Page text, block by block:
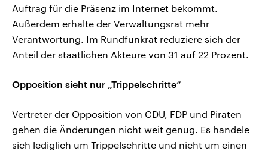
Auftrag für die Präsenz im Internet bekommt.
Außerdem erhalte der Verwaltungsrat mehr
Verantwortung. Im Rundfunkrat reduziere sich der
Anteil der staatlichen Akteure von 31 auf 22 Prozent.
Opposition sieht nur „Trippelschritte“
Vertreter der Opposition von CDU, FDP und Piraten
gehen die Änderungen nicht weit genug. Es handele
sich lediglich um Trippelschritte und nicht um einen